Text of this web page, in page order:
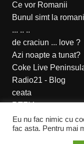
Ce vor Romanii
Bunul simt la romani
... .. ..
de craciun ... love ?
Azi noapte a tunat?
Coke Live
Radio21 - Blog
ceata
RTFM
Eu nu fac nimic cu
fac asta. Pentru mai